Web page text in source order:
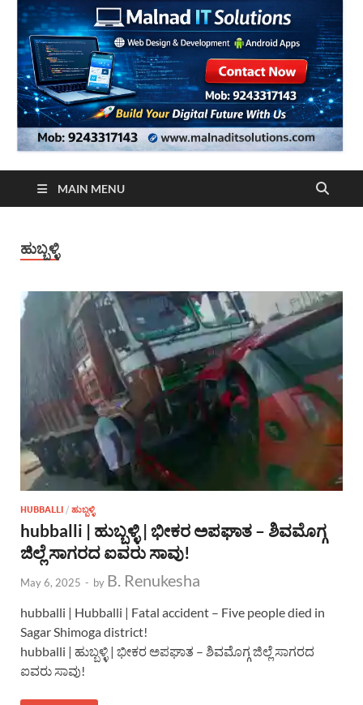
MAIN MENU
ಹುಬ್ಬಳ್ಳಿ
HUBBALLI / ಹುಬ್ಬಳ್ಳಿ
hubballi | ಹುಬ್ಬಳ್ಳಿ | ಭೀಕರ ಅಪಘಾತ – ಶಿವಮೊಗ್ಗ
ಜಿಲ್ಲೆ ಸಾಗರದ ಐವರು ಸಾವು!
May 6, 2025 - by B. Renukesha
hubballi | Hubballi | Fatal accident – ​​Five people died in
Sagar Shimoga district!
hubballi | ಹುಬ್ಬಳ್ಳಿ | ಭೀಕರ ಅಪಘಾತ – ಶಿವಮೊಗ್ಗ ಜಿಲ್ಲೆ ಸಾಗರದ
ಐವರು ಸಾವು!